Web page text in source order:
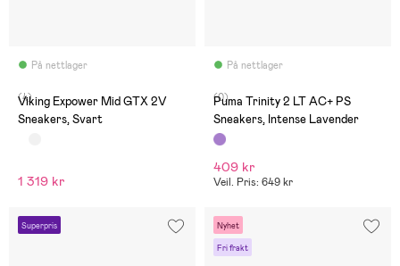
På nettlager
(4)
Viking Expower Mid GTX 2V
Sneakers, Svart
1 319 kr
På nettlager
(0)
Puma Trinity 2 LT AC+ PS
Sneakers, Intense Lavender
409 kr
Veil. Pris: 649 kr
Superpris Nyhet
Fri frakt